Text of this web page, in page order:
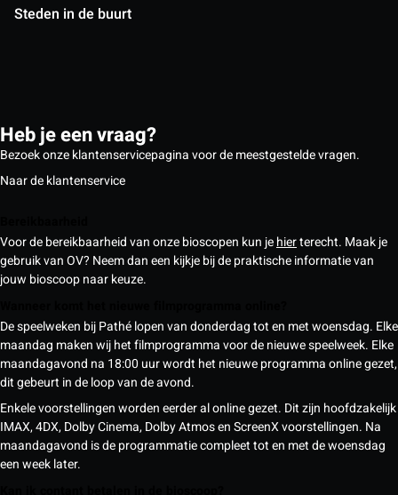
Steden in de buurt
Heb je een vraag?
Bezoek onze klantenservicepagina voor de meestgestelde vragen.
Naar de klantenservice
Voor de bereikbaarheid van onze bioscopen kun jehierterecht. Maak je
gebruik van OV? Neem dan een kijkje bij de praktische informatie van
jouw bioscoop naar keuze.
De speelweken bij Pathé lopen van donderdag tot en met woensdag. Elke
maandag maken wij het filmprogramma voor de nieuwe speelweek. Elke
maandagavond na 18:00 uur wordt het nieuwe programma online gezet,
dit gebeurt in de loop van de avond.
Enkele voorstellingen worden eerder al online gezet. Dit zijn hoofdzakelijk
IMAX, 4DX, Dolby Cinema, Dolby Atmos en ScreenX voorstellingen. Na
maandagavond is de programmatie compleet tot en met de woensdag
een week later.